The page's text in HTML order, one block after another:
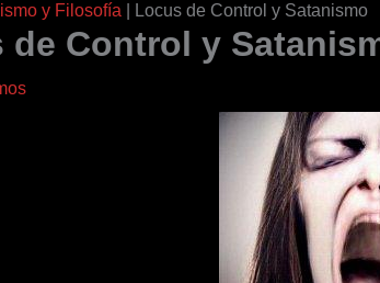
y Filosofía Locus de Control y Satanismo
de Control y